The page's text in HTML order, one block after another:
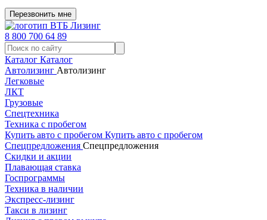
Перезвонить мне
8 800 700 64 89
Каталог Каталог
Автолизинг Автолизинг
Легковые
ЛКТ
Грузовые
Спецтехника
Техника с пробегом
Купить авто с пробегом Купить авто с пробегом
Спецпредложения Спецпредложения
Скидки и акции
Плавающая ставка
Госпрограммы
Техника в наличии
Экспресс-лизинг
Такси в лизинг